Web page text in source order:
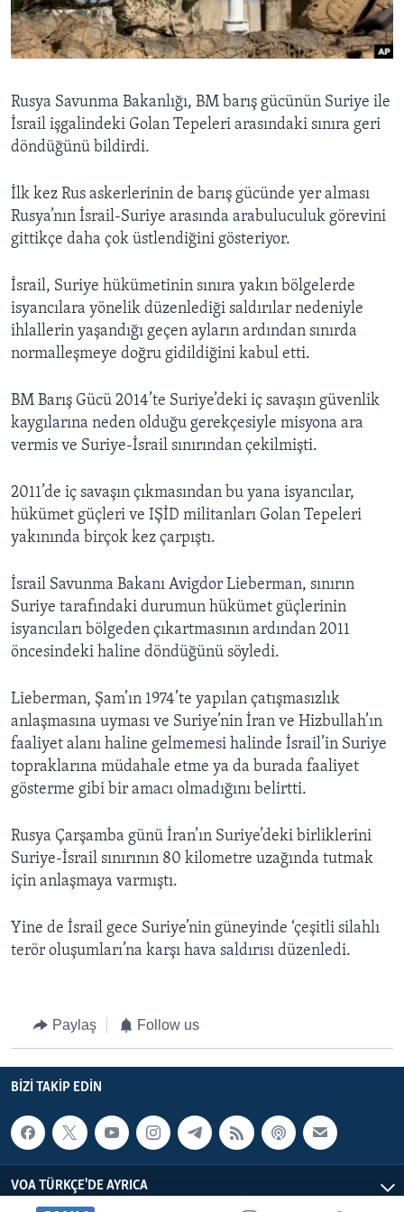
HAYATTAN
SANAT
BIZI TAKIP EDIN
Diller
Rusya Savunma Bakanlığı, BM barış gücünün Suriye ile
İsrail işgalindeki Golan Tepeleri arasındaki sınıra geri
döndüğünü bildirdi.
İlk kez Rus askerlerinin de barış gücünde yer alması
Rusya’nın İsrail-Suriye arasında arabuluculuk görevini
gittikçe daha çok üstlendiğini gösteriyor.
İsrail, Suriye hükümetinin sınıra yakın bölgelerde
isyancılara yönelik düzenlediği saldırılar nedeniyle
ihlallerin yaşandığı geçen ayların ardından sınırda
normalleşmeye doğru gidildiğini kabul etti.
BM Barış Gücü 2014’te Suriye’deki iç savaşın güvenlik
kaygılarına neden olduğu gerekçesiyle misyona ara
vermis ve Suriye-İsrail sınırından çekilmişti.
2011’de iç savaşın çıkmasından bu yana isyancılar,
hükümet güçleri ve IŞİD militanları Golan Tepeleri
yakınında birçok kez çarpıştı.
İsrail Savunma Bakanı Avigdor Lieberman, sınırın
Suriye tarafındaki durumun hükümet güçlerinin
isyancıları bölgeden çıkartmasının ardından 2011
öncesindeki haline döndüğünü söyledi.
Lieberman, Şam’ın 1974’te yapılan çatışmasızlık
anlaşmasına uyması ve Suriye’nin İran ve Hizbullah’ın
faaliyet alanı haline gelmemesi halinde İsrail’in Suriye
topraklarına müdahale etme ya da burada faaliyet
gösterme gibi bir amacı olmadığını belirtti.
Rusya Çarşamba günü İran’ın Suriye’deki birliklerini
Suriye-İsrail sınırının 80 kilometre uzağında tutmak
için anlaşmaya varmıştı.
Yine de İsrail gece Suriye’nin güneyinde ‘çeşitli silahlı
terör oluşumları’na karşı hava saldırısı düzenledi.
Paylaş Follow us
BIZI TAKIP EDIN
VOA TÜRKÇE'DE AYRICA